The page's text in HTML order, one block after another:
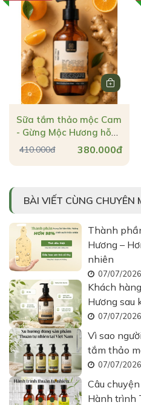
Sữa tắm thảo mộc Cam
- Gừng Mộc Hương hỗ
trợ nhả nắng & giúp da
380.000đ
410.000đ
BÀI VIẾT CÙNG CHUYÊN
Thành
Hương –
nhiên
07/07/2026
Khách
Hương sau
07/07/2026
Vì sao
tắm thảo
07/07/2026
Câu
Hành trình